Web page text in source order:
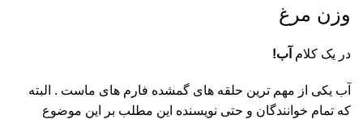
وزن مرغ
در یک کلام آب!
آب یکی از مهم ترین حلقه های گمشده فارم های ماست . البته
که تمام خوانندگان و حتی نویسنده این مطلب بر این موضوع